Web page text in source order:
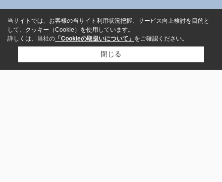
当サイトでは、お客様の当サイト利用状況把握、サービス向上検討を目的と
して、クッキー（Cookie）を使用しています。
詳しくは、当社の 「Cookieの取扱いについて」 をご確認ください。
閉じる